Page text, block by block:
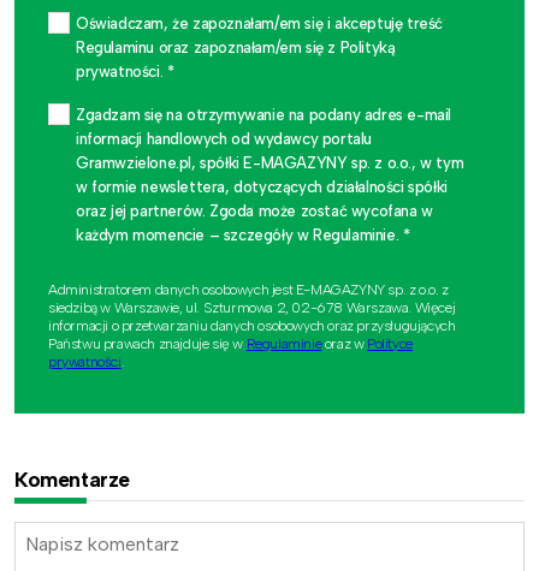
Oświadczam, że zapoznałam/em się i akceptuję treść
Regulaminu oraz zapoznałam/em się z Polityką
prywatności. *
Zgadzam się na otrzymywanie na podany adres e-mail
informacji handlowych od wydawcy portalu
Gramwzielone.pl, spółki E-MAGAZYNY sp. z o.o., w tym
w formie newslettera, dotyczących działalności spółki
oraz jej partnerów. Zgoda może zostać wycofana w
każdym momencie – szczegóły w Regulaminie. *
Administratorem danych osobowych jest E-MAGAZYNY sp. z o.o. z
siedzibą w Warszawie, ul. Szturmowa 2, 02-678 Warszawa. Więcej
informacji o przetwarzaniu danych osobowych oraz przysługujących
Państwu prawach znajduje się w Regulaminieoraz w Polityce
prywatności.
Komentarze